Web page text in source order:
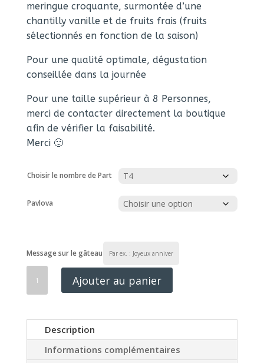
meringue croquante, surmontée d’une
chantilly vanille et de fruits frais (fruits
sélectionnés en fonction de la saison)
Pour une qualité optimale, dégustation
conseillée dans la journée
Pour une taille supérieur à 8 Personnes,
merci de contacter directement la boutique
afin de vérifier la faisabilité.
Merci 🙂
Choisir le nombre de Part
Pavlova
Message sur le gâteau
quantité
Fruits
Rouges
(sans Ajouter au panier
Description
Informations complémentaires